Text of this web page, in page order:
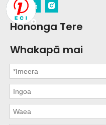
Hononga Tere
Whakapā mai